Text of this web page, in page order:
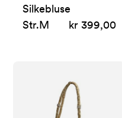
Silkebluse
Str.M kr 399,00